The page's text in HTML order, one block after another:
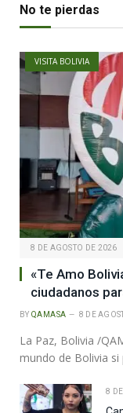
No te pierdas
VISITA BOLIVIA
8 DE AGOSTO DE 2026
«Te Amo
ciudadanos
BY QAMASA 8 DE
La Paz, Bolivia /
mundo de Bolivia
8